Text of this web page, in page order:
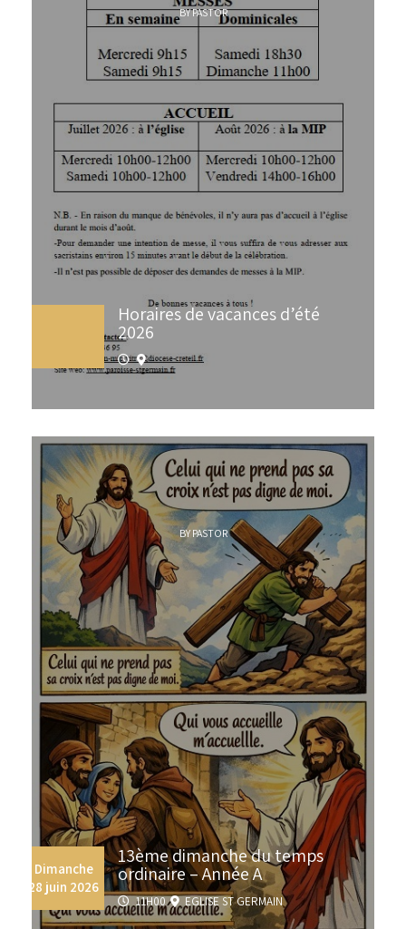
BY PASTOR
Horaires de vacances d’été
2026
BY PASTOR
Dimanche
28 juin 2026
13ème dimanche du temps
ordinaire – Année A
11H00 EGLISE ST GERMAIN